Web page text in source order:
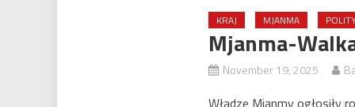
KRAJ MJANMA
Mjanma-
November 19, 2025
Władze Mjanmy ogłosiły